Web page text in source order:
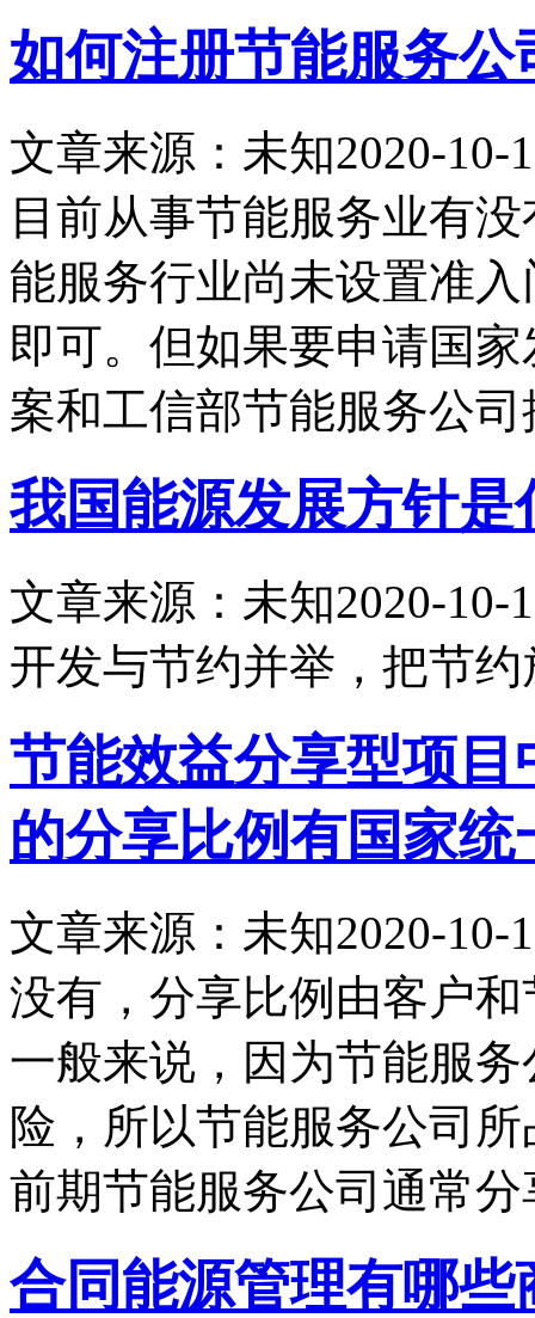
如何注册节能服务公
文章来源：未知2020-10-
目前从事节能服务业有
能服务行业尚未设置准
即可。但如果要申请国
案和工信部节能服务公司
我国能源发展方针是
文章来源：未知2020-10-
开发与节约并举，把节
节能效益分享型项
的分享比例有国家统
文章来源：未知2020-10-
没有，分享比例由客户
一般来说，因为节能服
险，所以节能服务公司
前期节能服务公司通常分
合同能源管理有哪些